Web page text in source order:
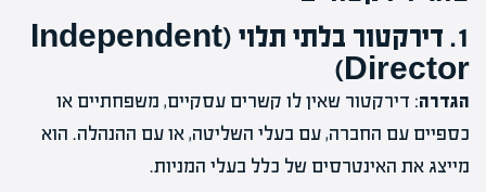
1. דירקטור בלתי תלוי (Independent
Director)
הגדרה: דירקטור שאין לו קשרים עסקיים, משפחתיים או
כספיים עם החברה, עם בעלי השליטה, או עם ההנהלה. הוא
מייצג את האינטרסים של כלל בעלי המניות.